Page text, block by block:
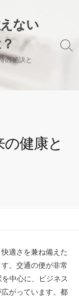
ない
の秘訣と
検
健康と
適さを兼ね備えた
。 交通の便が非常
中心に、ビジネス
がっています。都